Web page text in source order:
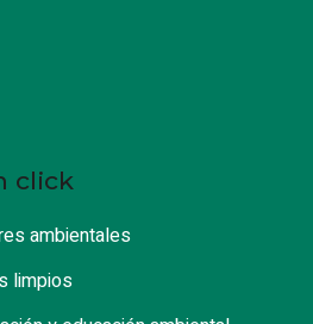
click
ambientales
limpios